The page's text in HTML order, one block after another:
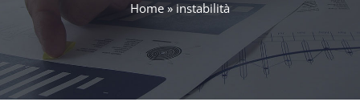
SERVIZI
NEWS
Home » instabilità